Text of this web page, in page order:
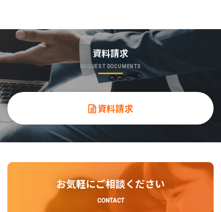
資料請求
REQUEST DOCUMENTS
資料請求
お気軽にご相談ください
CONTACT